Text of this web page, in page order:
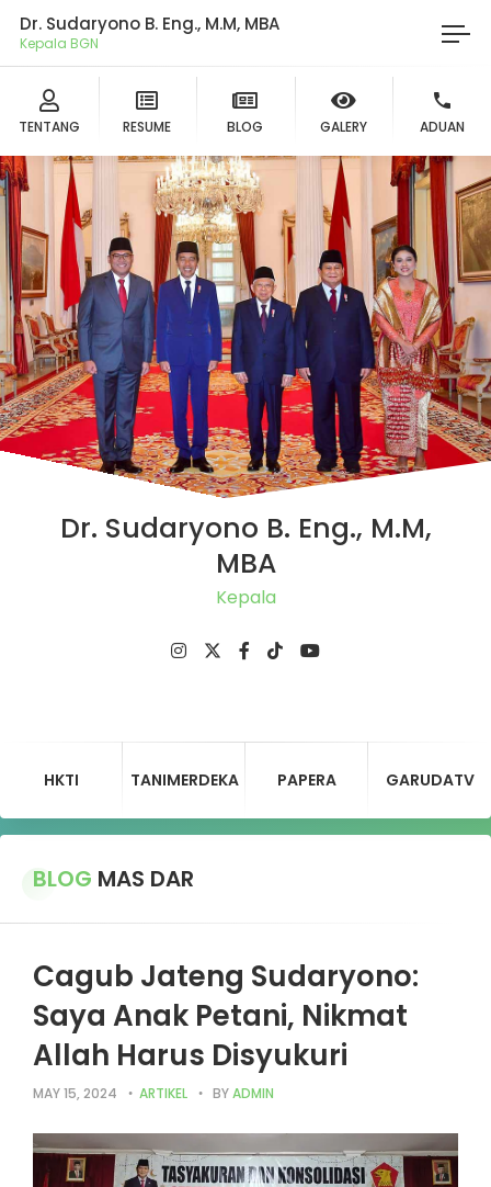
Dr. Sudaryono B. Eng., M.M, MBA
Ket
TENTANG RESUME BLOG GALERY ADUAN
Dr. Sudaryono B. Eng., M.M,
MBA
Ketu
HKTI TANIMERDEKA PAPERA GARUDATV
BLOG MAS DAR
Cagub Jateng Sudaryono:
Saya Anak Petani, Nikmat
Allah Harus Disyukuri
MAY 15, 2024 ARTIKEL BYADMIN